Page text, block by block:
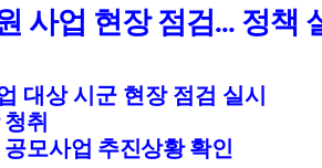
사업 현장 점검... 정책
대상 시군 현장 점검 실시
취
모사업 추진상황 확인